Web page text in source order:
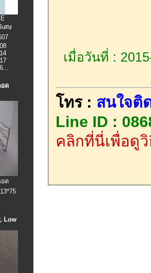
ศษ
อด
อด
Low
เมื่อวันที่ :
โทร : สนใจติ
Line ID :
คลิกที่นี่เพื่อดูวิ